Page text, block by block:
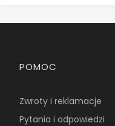
Linki w stopce
POMOC
Zwroty i reklamacje
Pytania i odpowiedzi